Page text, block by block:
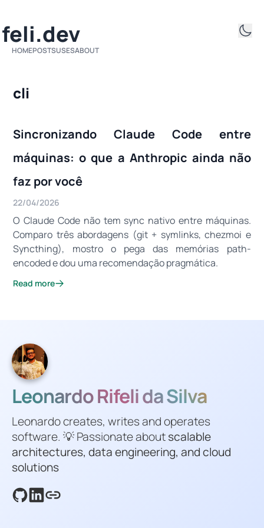
HOMEPOSTSUSESABOUT
cli
Sincronizando Claude Code entre
máquinas: o que a Anthropic ainda não
faz por você
22/04/2026
O Claude Code não tem sync nativo entre máquinas.
Comparo três abordagens (git + symlinks, chezmoi e
Syncthing), mostro o pega das memórias path-
encoded e dou uma recomendação pragmática.
Read more
Leonardo Rifeli da Silva
Leonardo creates, writes and operates
software. 💡 Passionate aboutscalable
architectures, data engineering, and cloud
solutions